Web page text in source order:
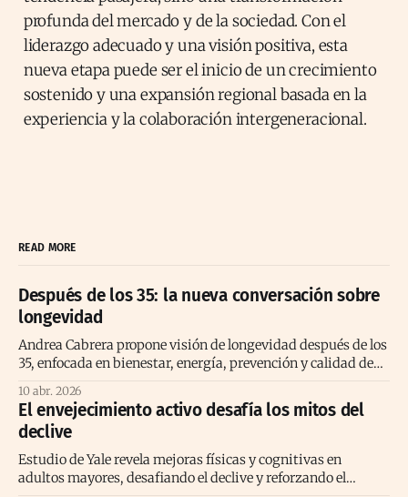
profunda del mercado y de la sociedad. Con el
liderazgo adecuado y una visión positiva, esta
nueva etapa puede ser el inicio de un crecimiento
sostenido y una expansión regional basada en la
experiencia y la colaboración intergeneracional.
READ MORE
Después de los 35: la nueva conversación sobre
longevidad
Andrea Cabrera propone visión de longevidad después de los
35, enfocada en bienestar, energía, prevención y calidad de
vida consciente
10 abr. 2026
El envejecimiento activo desafía los mitos del
declive
Estudio de Yale revela mejoras físicas y cognitivas en
adultos mayores, desafiando el declive y reforzando el